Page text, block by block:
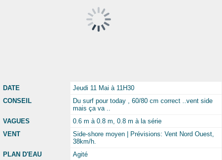
DATE
Jeudi 11 Mai à 11H30
CONSEIL
Du surf pour today , 60/80 cm correct ..vent side
mais ça va ..
VAGUES
0.6 m à 0.8 m, 0.8 m à la série
VENT
Side-shore moyen | Prévisions: Vent Nord Ouest,
38km/h.
PLAN D'EAU
Agité